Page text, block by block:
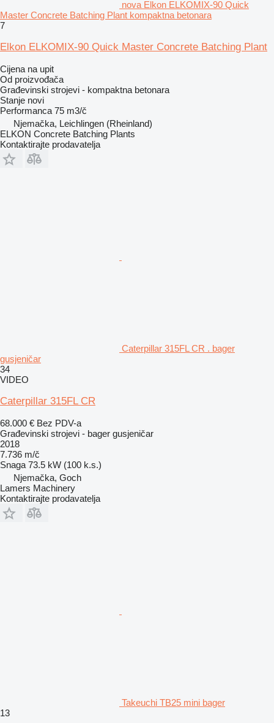
nova Elkon ELKOMIX-90 Quick
Master Concrete Batching Plant kompaktna betonara
7
Elkon ELKOMIX-90 Quick Master Concrete Batching Plant
Cijena na upit
Od proizvođača
Građevinski strojevi - kompaktna betonara
Stanje novi
Performanca 75 m3/č
Njemačka, Leichlingen (Rheinland)
ELKON Concrete Batching Plants
Kontaktirajte prodavatelja
Caterpillar 315FL CR . bager
gusjeničar
34
VIDEO
Caterpillar 315FL CR
68.000 € Bez PDV-a
Građevinski strojevi - bager gusjeničar
2018
7.736 m/č
Snaga 73.5 kW (100 k.s.)
Njemačka, Goch
Lamers Machinery
Kontaktirajte prodavatelja
Takeuchi TB25 mini bager
13